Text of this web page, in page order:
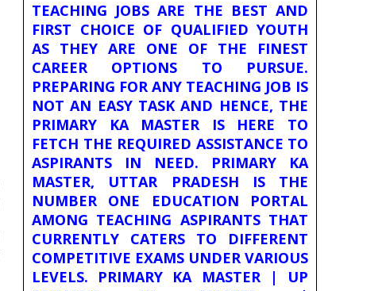
TEACHING JOBS ARE THE BEST AND
FIRST CHOICE OF QUALIFIED YOUTH
AS THEY ARE ONE OF THE FINEST
CAREER OPTIONS TO PURSUE.
PREPARING FOR ANY TEACHING JOB IS
NOT AN EASY TASK AND HENCE, THE
PRIMARY KA MASTER IS HERE TO
FETCH THE REQUIRED ASSISTANCE TO
ASPIRANTS IN NEED. PRIMARY KA
MASTER, UTTAR PRADESH IS THE
NUMBER ONE EDUCATION PORTAL
AMONG TEACHING ASPIRANTS THAT
CURRENTLY CATERS TO DIFFERENT
COMPETITIVE EXAMS UNDER VARIOUS
LEVELS. PRIMARY KA MASTER | UP